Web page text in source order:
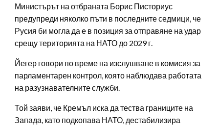
Министърът на отбраната Борис Писториус
предупреди няколко пъти в последните седмици, че
Русия би могла да е в позиция за отправяне на удар
срещу територията на НАТО до 2029 г.
Йегер говори по време на изслушване в комисия за
парламентарен контрол, която наблюдава работата
на разузнавателните служби.
Той заяви, че Кремъл иска да тества границите на
Запада, като подкопава НАТО, дестабилизира